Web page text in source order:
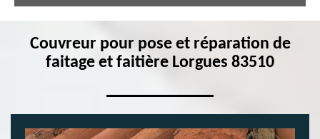
Couvreur pour pose et réparation de
faitage et faitière Lorgues 83510